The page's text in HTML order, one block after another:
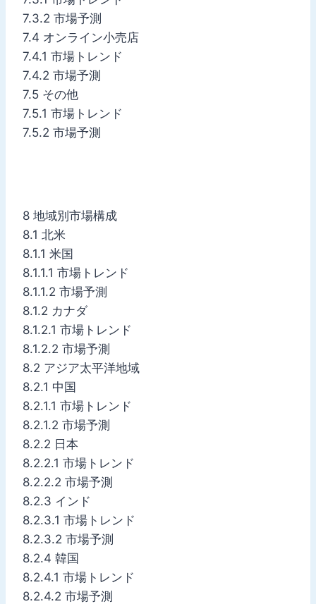
7.3.2 市場予測
7.4 オンライン小売店
7.4.1 市場トレンド
7.4.2 市場予測
7.5 その他
7.5.1 市場トレンド
7.5.2 市場予測
8 地域別市場構成
8.1 北米
8.1.1 米国
8.1.1.1 市場トレンド
8.1.1.2 市場予測
8.1.2 カナダ
8.1.2.1 市場トレンド
8.1.2.2 市場予測
8.2 アジア太平洋地域
8.2.1 中国
8.2.1.1 市場トレンド
8.2.1.2 市場予測
8.2.2 日本
8.2.2.1 市場トレンド
8.2.2.2 市場予測
8.2.3 インド
8.2.3.1 市場トレンド
8.2.3.2 市場予測
8.2.4 韓国
8.2.4.1 市場トレンド
8.2.4.2 市場予測